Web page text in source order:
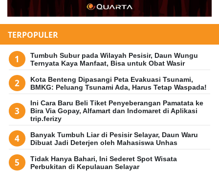
TERPOPULER
Tumbuh Subur pada Wilayah Pesisir, Daun Wungu
Ternyata Kaya Manfaat, Bisa untuk Obat Wasir
Kota Benteng Dipasangi Peta Evakuasi Tsunami,
BMKG: Peluang Tsunami Ada, Harus Tetap Waspada!
Ini Cara Baru Beli Tiket Penyeberangan Pamatata ke
Bira Via Gopay, Alfamart dan Indomaret di Aplikasi
trip.ferizy
Banyak Tumbuh Liar di Pesisir Selayar, Daun Waru
Dibuat Jadi Deterjen oleh Mahasiswa Unhas
Tidak Hanya Bahari, Ini Sederet Spot Wisata
Perbukitan di Kepulauan Selayar